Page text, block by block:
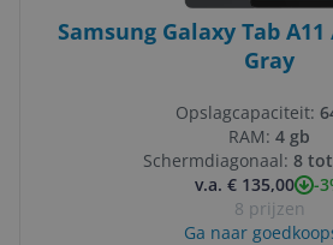
Samsung Galaxy Tab
Gray
Opslagcapaciteit:
RAM: 4 gb
Schermdiagonaal: 8
v.a. € 135,00
-
8 prijzen
Ga naar